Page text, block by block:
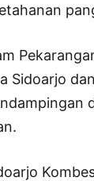
Sidoarjo